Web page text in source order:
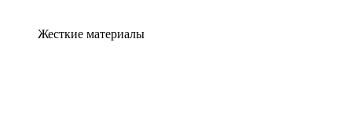
Жесткие материалы